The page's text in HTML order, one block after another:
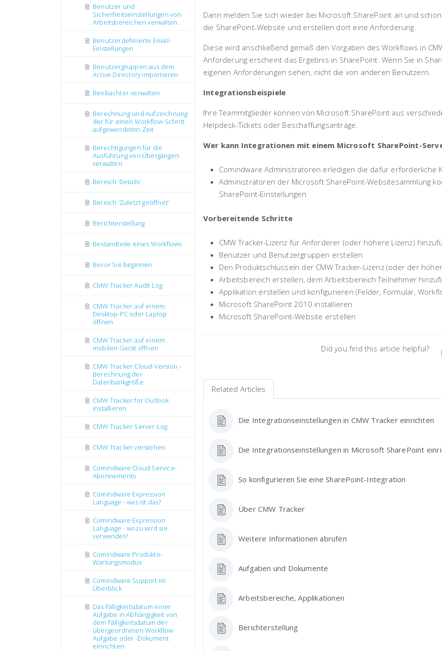
Benutzer und
Sicherheitseinstellungen von
Arbeitsbereichen verwalten
Benutzerdefinierte Email-
Einstellungen
Benutzergruppen aus dem
Active Directory importieren
Beobachter verwalten
Berechnung und Aufzeichnung
der für einen Workflow-Schritt
aufgewendeten Zeit
Berechtigungen für die
Ausführung von Übergängen
verwalten
Bereich ’Details’
Bereich ’Zuletzt geöffnet’
Berichterstellung
Bestandteile eines Workflows
Bevor Sie beginnen
CMW Tracker Audit Log
CMW Tracker auf einem
Desktop-PC oder Laptop
öffnen
CMW Tracker auf einem
mobilen Gerät öffnen
CMW Tracker Cloud-Version –
Berechnung der
Datenbankgröße
CMW Tracker for Outlook
installieren
CMW Tracker Server-Log
CMW Tracker verstehen
Comindware Cloud Service-
Abonnements
Comindware Expression
Language - was ist das?
Comindware Expression
Language - wozu wird sie
verwendet?
Comindware Produkte-
Wartungsmodus
Comindware Support im
Überblick
Das Fälligkeitsdatum einer
Aufgabe in Abhängigkeit von
dem Fälligkeitsdatum der
übergeordneten Workflow-
Aufgabe oder -Dokument
einrichten
Dann melden Sie sich wieder bei Microsoft SharePoint an und
die SharePoint-Website und erstellen dort eine Anforderung.
Diese wird anschließend gemäß den Vorgaben des Workflows in
Anforderung erscheint das Ergebnis in SharePoint. Wenn Sie in
eigenen Anforderungen sehen, nicht die von anderen Benutzern.
Integrationsbeispiele
Ihre Teammitglieder können von Microsoft SharePoint aus
Helpdesk-Tickets oder Beschaffungsanträge.
Wer kann Integrationen mit einem Microsoft SharePoint-
Comindware Administratoren erledigen die dafür erforderliche
Administratoren der Microsoft SharePoint-Websitesammlung
SharePoint-Einstellungen.
Vorbereitende Schritte
CMW Tracker-Lizenz für Anforderer (oder höhere Lizenz)
Benutzer und Benutzergruppen erstellen
Den Produktschlüsseln der CMW Tracker-Lizenz (oder der
Arbeitsbereich erstellen, dem Arbeitsbereich Teilnehmer
Applikation erstellen und konfigurieren (Felder, Formular,
Microsoft SharePoint 2010 installieren
Microsoft SharePoint-Website erstellen
Did you find this article helpful?
Related Articles
Die Integrationseinstellungen in CMW Tracker einrichten
Die Integrationseinstellungen in Microsoft SharePoint
So konfigurieren Sie eine SharePoint-Integration
Über CMW Tracker
Weitere Informationen abrufen
Aufgaben und Dokumente
Arbeitsbereiche, Applikationen
Berichterstellung